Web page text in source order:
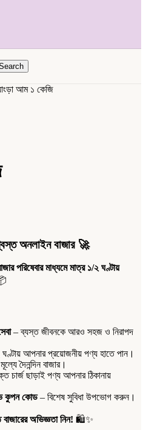
আম ১ কেজি
অনলাইন বাজার🚀
পরিষেবার মাধ্যমে মাত্র ১/২ ঘণ্টায়
– ব্যস্ত জীবনকে আরও সহজ ও নিরাপদ
আপনার প্রয়োজনীয় পণ্য হাতে পান।
দৈনন্দিন বাজার।
চার্জ ছাড়াই পণ্য আপনার ঠিকানায়
কুপন কোড– বিশেষ সুবিধা উপভোগ করুন।
অভিজ্ঞতা নিন! 🛍️✨